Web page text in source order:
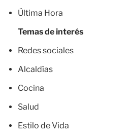
Última Hora
Temas de interés
Redes sociales
Alcaldías
Cocina
Salud
Estilo de Vida